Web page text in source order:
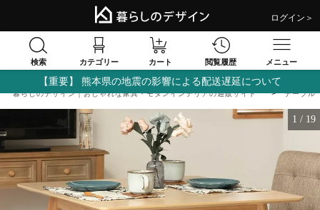
ログイン＞
検索 カテゴリー カート 閲覧履歴 メニュー
【重要】 熊本県の地震の影響による配送遅延について
暮らしのデザイン｜おしゃれな家具・モダンインテリアの通販サイト テーブル
1 / 19